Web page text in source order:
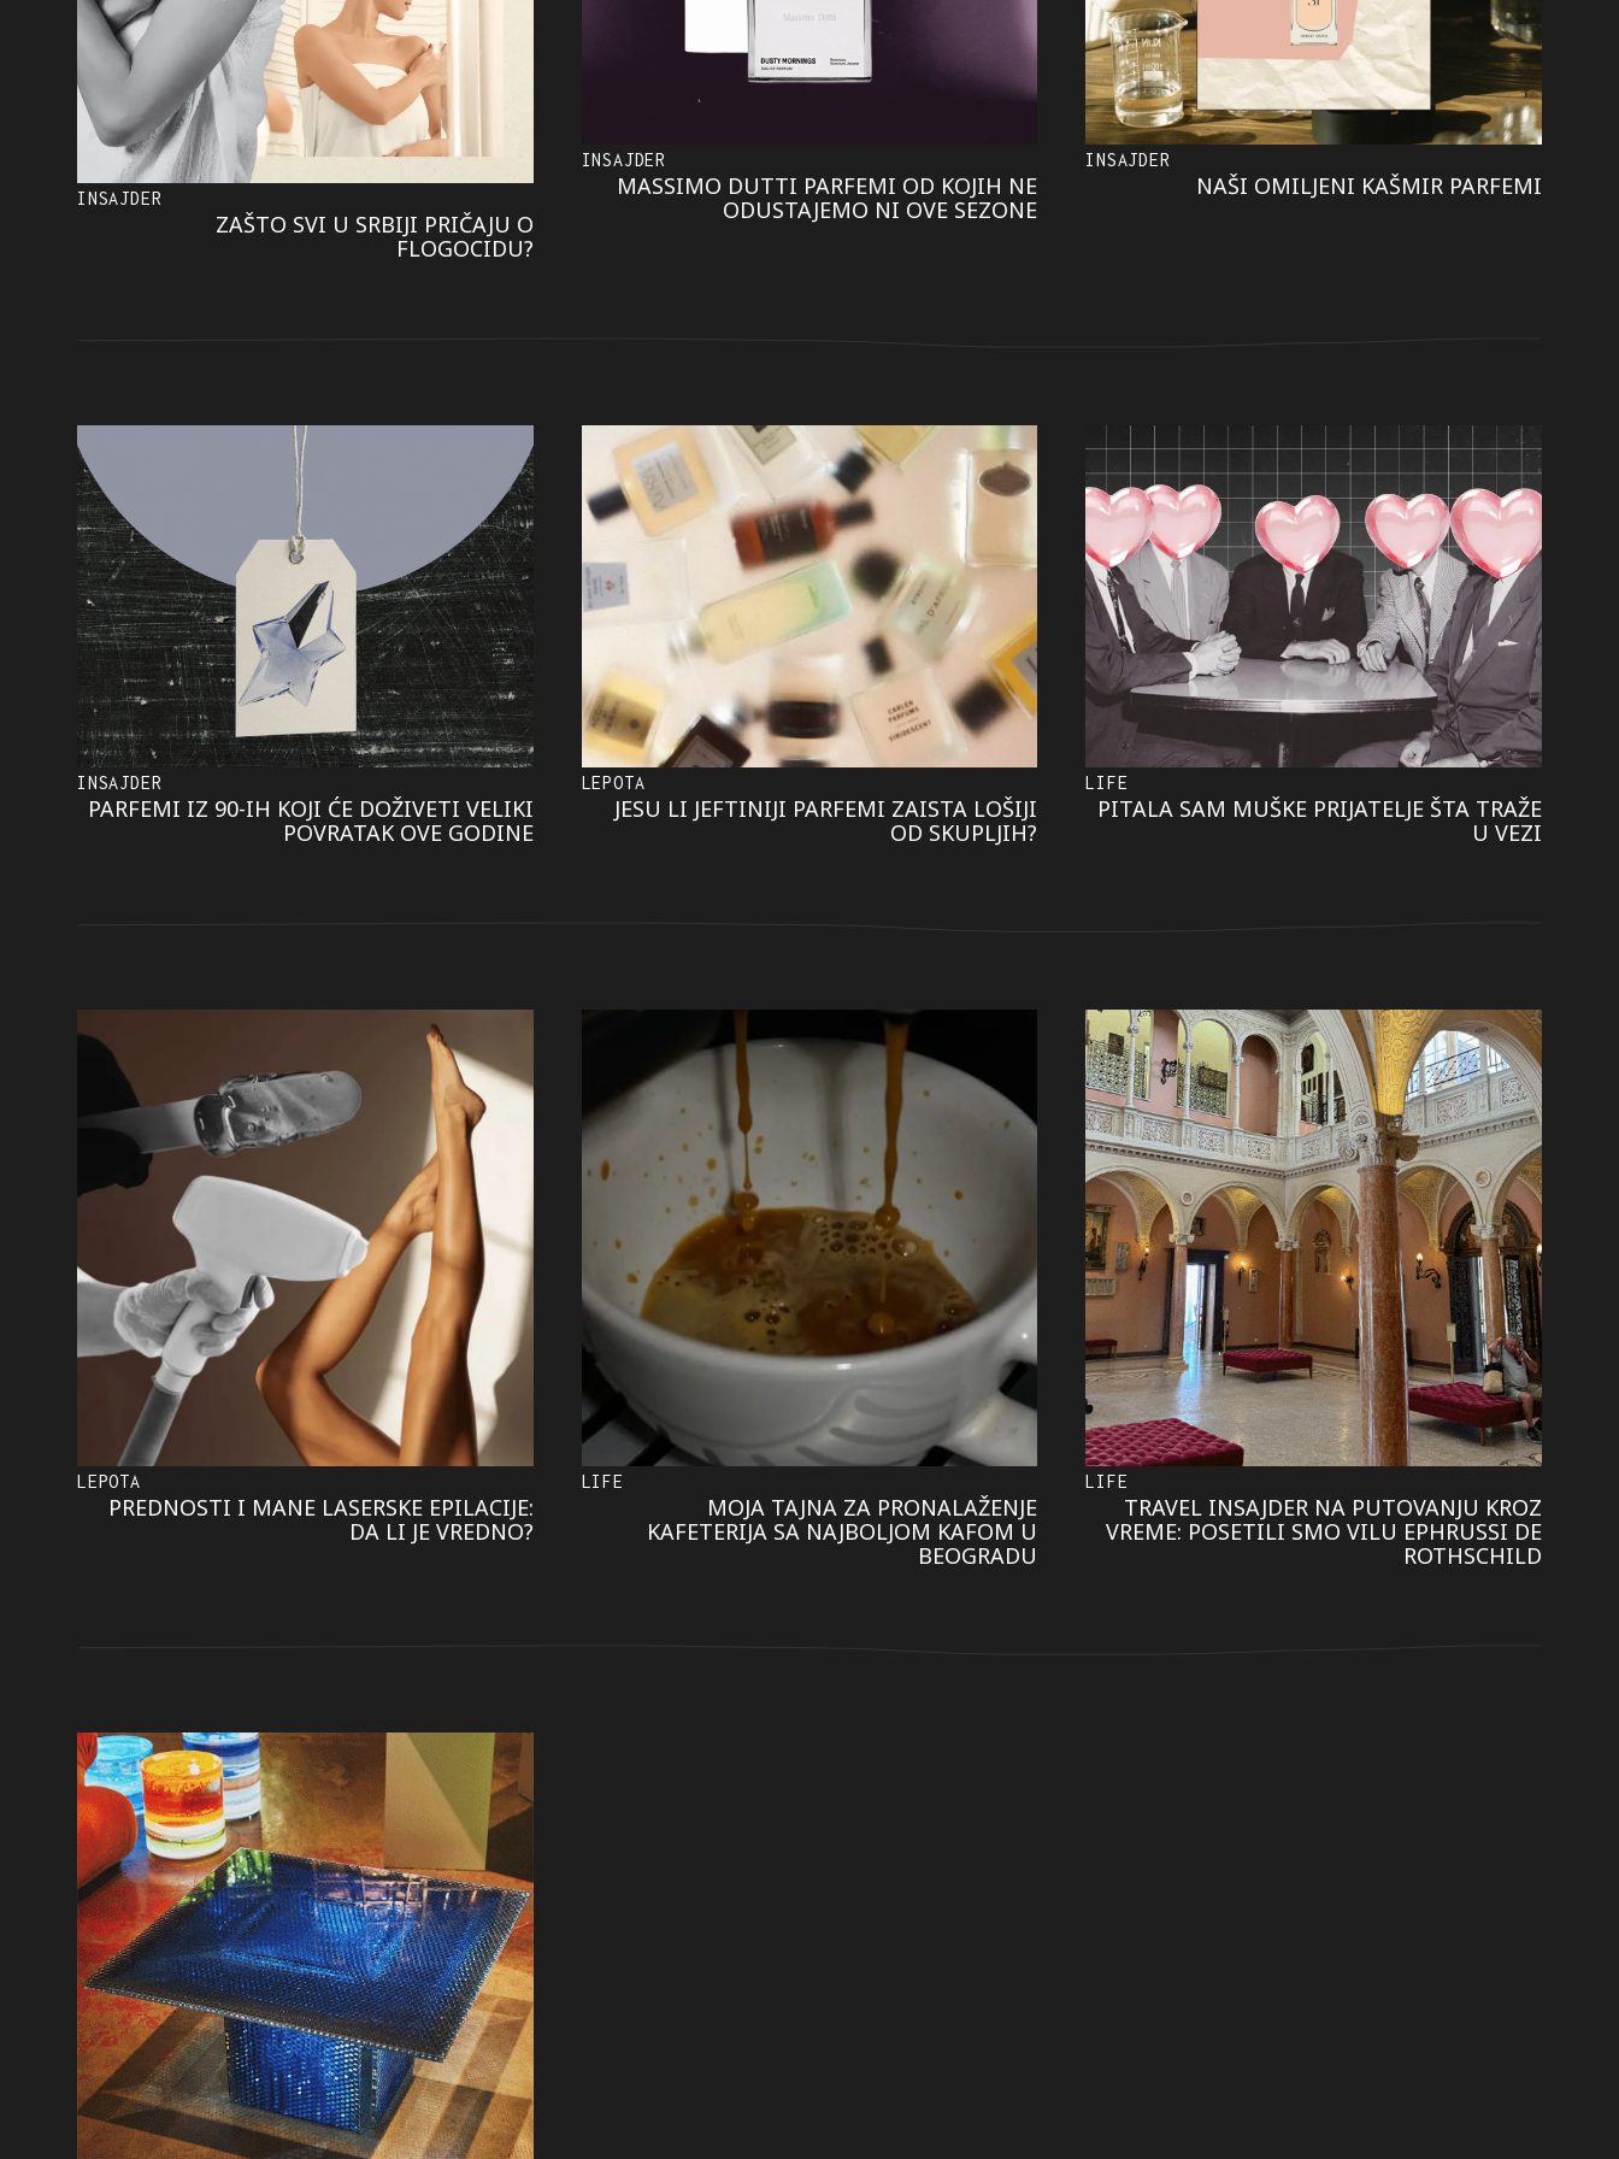
INSAJDER
ZAŠTO SVI U SRBIJI PRIČAJU O
FLOGOCIDU?
INSAJDER
MASSIMO DUTTI PARFEMI OD KOJIH NE
ODUSTAJEMO NI OVE SEZONE
INSAJDER
NAŠI OMILJENI KAŠMIR PARFEMI
INSAJDER
PARFEMI IZ 90-IH KOJI ĆE DOŽIVETI VELIKI
POVRATAK OVE GODINE
LEPOTA
JESU LI JEFTINIJI PARFEMI ZAISTA LOŠIJI
OD SKUPLJIH?
LIFE
PITALA SAM MUŠKE PRIJATELJE ŠTA TRAŽE
U VEZI
LEPOTA
PREDNOSTI I MANE LASERSKE EPILACIJE:
DA LI JE VREDNO?
LIFE
MOJA TAJNA ZA PRONALAŽENJE
KAFETERIJA SA NAJBOLJOM KAFOM U
BEOGRADU
LIFE
TRAVEL INSAJDER NA PUTOVANJU KROZ
VREME: POSETILI SMO VILU EPHRUSSI DE
ROTHSCHILD